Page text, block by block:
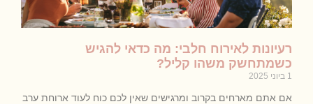
רעיונות לאירוח חלבי: מה כדאי להגיש
כשמתחשק משהו קליל?
1 ביוני 2025
אם אתם מארחים בקרוב ומרגישים שאין לכם כוח לעוד ארוחת ערב